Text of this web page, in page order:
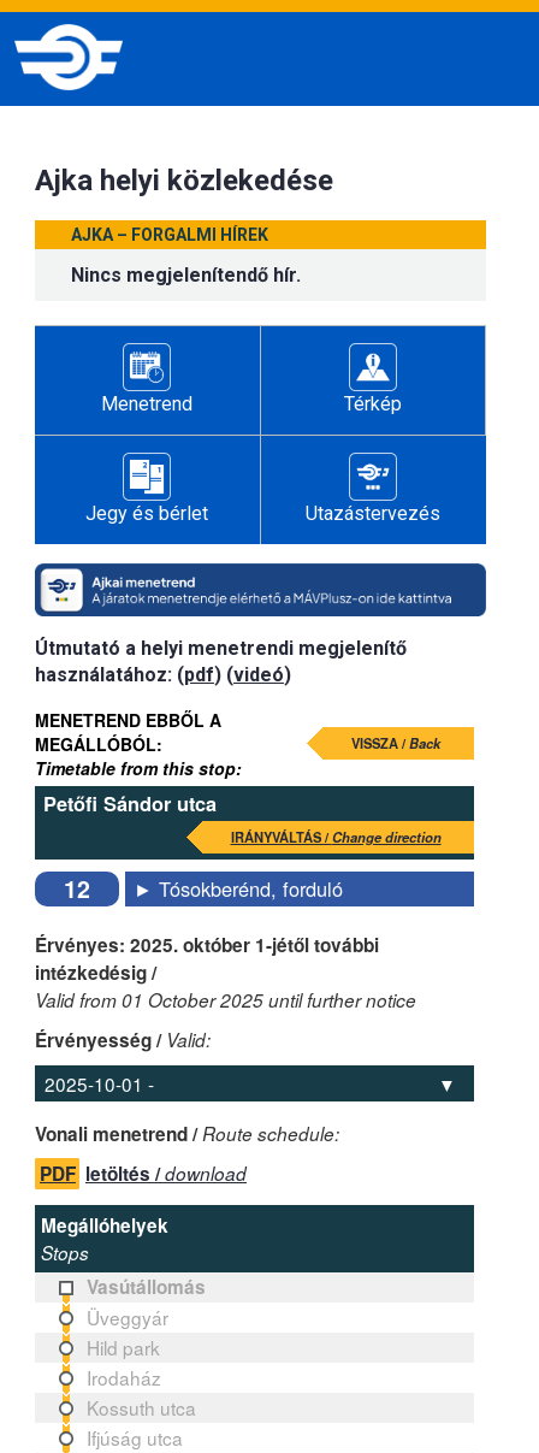
Ajka helyi közlekedése
AJKA – FORGALMI HÍREK
Nincs megjelenítendő hír.
Menetrend Térkép
Jegy és bérlet Utazástervezés
Útmutató a helyi menetrendi megjelenítő
használatához: (pdf) (videó)
MENETREND EBBŐL A
MEGÁLLÓBÓL:
Timetable from this stop:
VISSZA /Back
Petőfi Sándor utca
IRÁNYVÁLTÁS /Change direction
12 ► Tósokberénd, forduló
Érvényes: 2025. október 1-jétől további
intézkedésig /
Valid from 01 October 2025 until further notice
Érvényesség / Valid:
Vonali menetrend /Route schedule:
PDF letöltés /download
Megállóhelyek
Stops
Vasútállomás
Üveggyár
Hild park
Irodaház
Kossuth utca
Ifjúság utca